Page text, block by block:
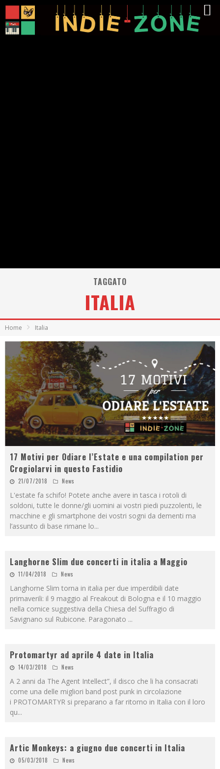
TAGGATO
ITALIA
Home Italia
17 Motivi per Odiare l’Estate e una compilation per
Crogiolarvi in questo Fastidio
21/07/2018 News
L'estate fa schifo! Potete anche avere in tasca i rotoli di
soldoni, tutte le donne/gli uomini ai vostri piedi puzzolenti, le
macchine e gli smartphone dei vostri sogni da dementi ma
l’assunto di base rimane lo...
Langhorne Slim due concerti in italia a Maggio
11/04/2018 News
Langhorne Slim torna in italia per due imperdibili date
primaverili: il 9 maggio al Freakout di Bologna e il 10 maggio
nella cornice suggestiva della Chiesa del Suffragio di
Savignano sul Rubicone. Paragonato ...
Protomartyr ad aprile 4 date in Italia
14/03/2018 News
A 2 anni da The Agent Intellect”, il disco che li ha consacrati
come una delle migliori band post punk in circolazione
i PROTOMARTYR si preparano a far ritorno in Italia con il loro
qu...
Artic Monkeys: a giugno due concerti in Italia
05/03/2018 News